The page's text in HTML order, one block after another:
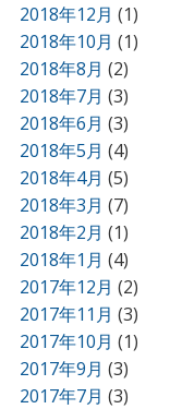
2018年12月 (1)
2018年10月 (1)
2018年8月 (2)
2018年7月 (3)
2018年6月 (3)
2018年5月 (4)
2018年4月 (5)
2018年3月 (7)
2018年2月 (1)
2018年1月 (4)
2017年12月 (2)
2017年11月 (3)
2017年10月 (1)
2017年9月 (3)
2017年7月 (3)